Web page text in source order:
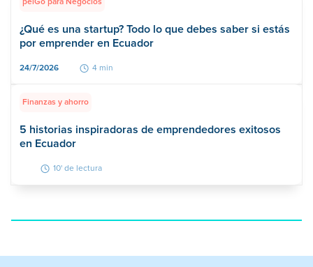
peiGo para Negocios
¿Qué es una startup? Todo lo que debes saber si estás
por emprender en Ecuador
24/7/2026 4 min
Finanzas y ahorro
5 historias inspiradoras de emprendedores exitosos
en Ecuador
10' de lectura